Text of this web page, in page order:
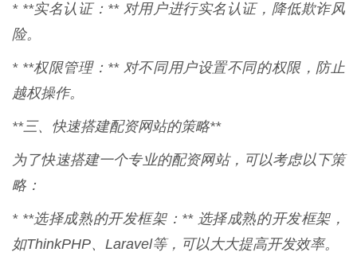
* **实名认证：** 对用户进行实名认证，降低欺诈风
险。
* **权限管理：** 对不同用户设置不同的权限，防止
越权操作。
**三、快速搭建配资网站的策略**
为了快速搭建一个专业的配资网站，可以考虑以下策
略：
* **选择成熟的开发框架：** 选择成熟的开发框架，
如ThinkPHP、Laravel等，可以大大提高开发效率。